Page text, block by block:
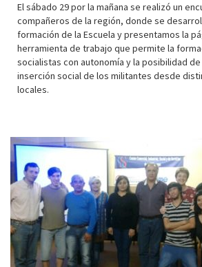
El sábado 29 por la mañana se realizó un
compañeros de la región, donde se
formación de la Escuela y presentamos la
herramienta de trabajo que permite la
socialistas con autonomía y la posibilidad de
inserción social de los militantes desde
locales.